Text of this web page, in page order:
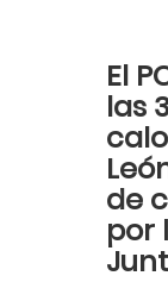
El
las
de
por